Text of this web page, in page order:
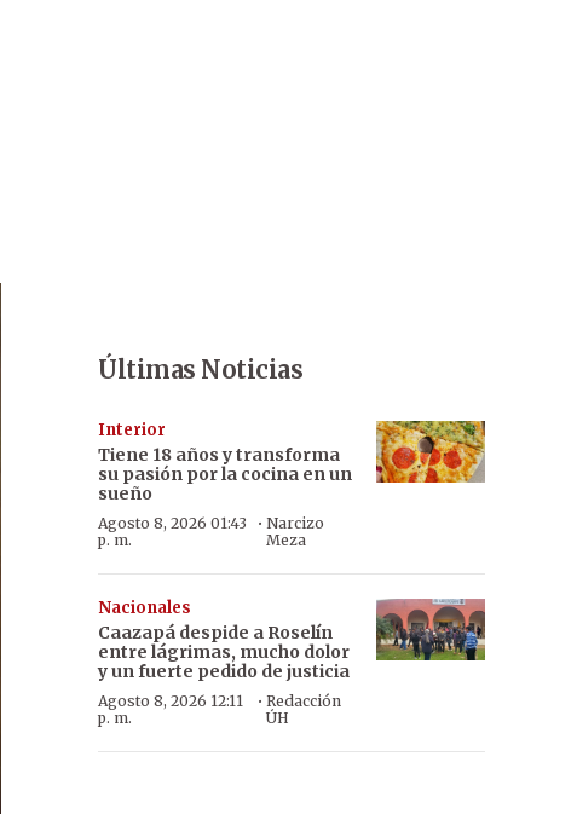
Últimas Noticias
Interior
Tiene 18 años y transforma
su pasión por la cocina en un
sueño
Agosto 8, 2026 01:43
p. m.
·Narcizo
Meza
Nacionales
Caazapá despide a Roselín
entre lágrimas, mucho dolor
y un fuerte pedido de justicia
Agosto 8, 2026 12:11
p. m.
· Redacción
ÚH